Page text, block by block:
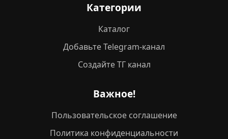
Категории
Каталог
Добавьте Telegram-канал
Создайте ТГ канал
Важное!
Пользовательское соглашение
Политика конфиденциальности